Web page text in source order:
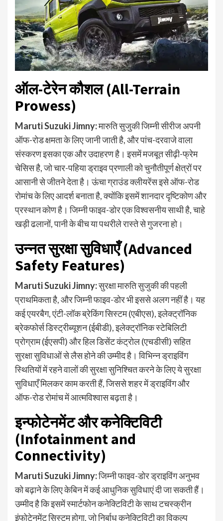
ऑल-टेरेन कौशल (All-Terrain
Prowess)
Maruti Suzuki Jimny:मारुति सुजुकी जिम्नी सीरीज अपनी
ऑफ-रोड क्षमता के लिए जानी जाती है, और पांच-दरवाजे वाला
संस्करण इसका एक और उदाहरण है। इसमें मजबूत सीढ़ी-फ्रेम
चेसिस है, जो चार-पहिया ड्राइव प्रणाली को चुनौतीपूर्ण क्षेत्रों पर
आसानी से जीतने देता है। ऊंचा ग्राउंड क्लीयरेंस इसे ऑफ-रोड
रोमांच के लिए आदर्श बनाता है, क्योंकि इसमें शानदार दृष्टिकोण और
प्रस्थान कोण है। जिम्नी फाइव-डोर एक विश्वसनीय साथी है, चाहे
खड़ी ढलानों, पानी के बीच या पथरीले रास्ते से गुजरना हो।
उन्नत सुरक्षा सुविधाएँ (Advanced
Safety Features)
Maruti Suzuki Jimny:सुरक्षा मारुति सुजुकी की पहली
प्राथमिकता है, और जिम्नी फाइव-डोर भी इससे अलग नहीं है। यह
कई एयरबैग, एंटी-लॉक ब्रेकिंग सिस्टम (एबीएस), इलेक्ट्रॉनिक
ब्रेकफोर्स डिस्ट्रीब्यूशन (ईबीडी), इलेक्ट्रॉनिक स्टेबिलिटी
प्रोग्राम (ईएसपी) और हिल डिसेंट कंट्रोल (एचडीसी) सहित
सुरक्षा सुविधाओं से लैस होने की उम्मीद है। विभिन्न ड्राइविंग
स्थितियों में रहने वालों की सुरक्षा सुनिश्चित करने के लिए ये सुरक्षा
सुविधाएँ मिलकर काम करती हैं, जिससे शहर में ड्राइविंग और
ऑफ-रोड रोमांच में आत्मविश्वास बढ़ता है।
इन्फोटेनमेंट और कनेक्टिविटी
(Infotainment and
Connectivity)
Maruti Suzuki Jimny:जिम्नी फाइव-डोर ड्राइविंग अनुभव
को बढ़ाने के लिए केबिन में कई आधुनिक सुविधाएं दी जा सकती हैं।
उम्मीद है कि इसमें स्मार्टफोन कनेक्टिविटी के साथ टचस्क्रीन
इंफोटेनमेंट सिस्टम होगा, जो निर्बाध कनेक्टिविटी का विकल्प